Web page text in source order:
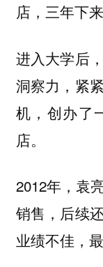
店，三年下
进入大学后
洞察力，紧
机，创办了
店。
2012年，袁
销售，后续
业绩不佳，